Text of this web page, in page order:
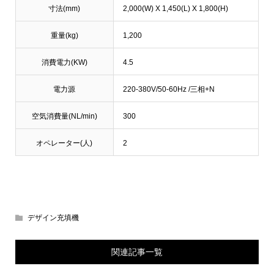
寸法(mm) 2,000(W) X 1,450(L) X 1,800(H)
重量(kg) 1,200
消費電力(KW) 4.5
電力源 220-380V/50-60Hz /三相+N
空気消費量(NL/min) 300
オペレーター(人) 2
デザイン充填機
関連記事一覧